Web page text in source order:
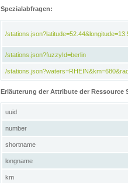
Spezialabfragen:
/
/stations.json?fuzzyId=berlin
/
Erläuterung der Attribute der Ressource
uuid
number
shortname
longname
km